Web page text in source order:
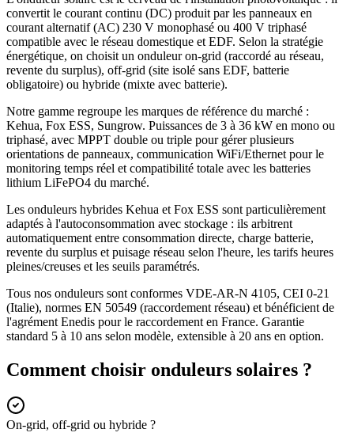
convertit le courant continu (DC) produit par les panneaux en
courant alternatif (AC) 230 V monophasé ou 400 V triphasé
compatible avec le réseau domestique et EDF. Selon la stratégie
énergétique, on choisit un onduleur on-grid (raccordé au réseau,
revente du surplus), off-grid (site isolé sans EDF, batterie
obligatoire) ou hybride (mixte avec batterie).
Notre gamme regroupe les marques de référence du marché :
Kehua, Fox ESS, Sungrow. Puissances de 3 à 36 kW en mono ou
triphasé, avec MPPT double ou triple pour gérer plusieurs
orientations de panneaux, communication WiFi/Ethernet pour le
monitoring temps réel et compatibilité totale avec les batteries
lithium LiFePO4 du marché.
Les onduleurs hybrides Kehua et Fox ESS sont particulièrement
adaptés à l'autoconsommation avec stockage : ils arbitrent
automatiquement entre consommation directe, charge batterie,
revente du surplus et puisage réseau selon l'heure, les tarifs heures
pleines/creuses et les seuils paramétrés.
Tous nos onduleurs sont conformes VDE-AR-N 4105, CEI 0-21
(Italie), normes EN 50549 (raccordement réseau) et bénéficient de
l'agrément Enedis pour le raccordement en France. Garantie
standard 5 à 10 ans selon modèle, extensible à 20 ans en option.
Comment choisir onduleurs solaires ?
On-grid, off-grid ou hybride ?